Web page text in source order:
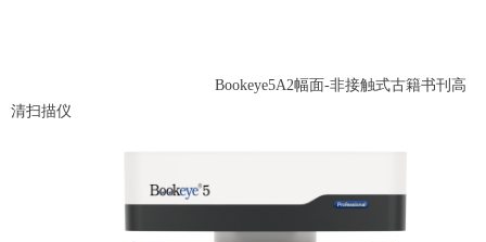
Bookeye5A2幅面-非接触式古籍书刊高
清扫描仪